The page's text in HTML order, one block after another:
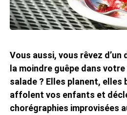
Vous aussi, vous rêvez d’un
la moindre guêpe dans
salade ? Elles planent, elles
affolent vos enfants et
chorégraphies improvisées